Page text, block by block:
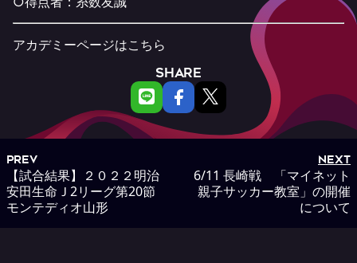
アカデミーページはこちら
SHARE
PREV
【試合結果】２０２２明治
安田生命Ｊ2リーグ第20節
モンテディオ山形
NEXT
6/11 長崎戦 「マイネット
親子サッカー教室」の開催
について